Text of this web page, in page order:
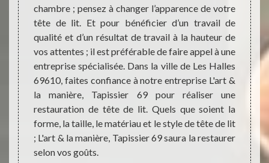
&
lit
le
en
& la
cet
de
à
chambre ; pensez à changer l’apparence de votre
tête de lit. Et pour bénéficier d’un travail de
qualité et d’un résultat de travail à la hauteur de
vos attentes ; il est préférable de faire appel à une
entreprise spécialisée. Dans la ville de Les Halles
69610, faites confiance à notre entreprise L'art &
la manière, Tapissier 69 pour réaliser une
restauration de tête de lit. Quels que soient la
forme, la taille, le matériau et le style de tête de lit
; L'art & la manière, Tapissier 69 saura la restaurer
selon vos goûts.
vous
allez
vous
une